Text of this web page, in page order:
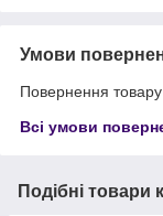
Умови
Повернення
Всі умови
Подібні товари